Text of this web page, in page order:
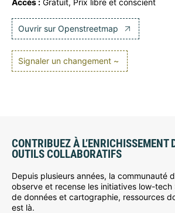
Ouvrir sur Openstreetmap
Signaler un changement ~
CONTRIBUEZ À L’ENRICHISSEMENT
OUTILS COLLABORATIFS
Depuis plusieurs années, la communauté
observe et recense les initiatives low-tech
de données et cartographie, ressources
est là.